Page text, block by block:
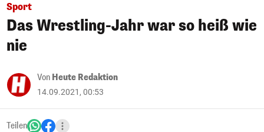
Sport
Das Wrestling-Jahr war so heiß wie
nie
Von Heute Redaktion
14.09.2021, 00:53
Teilen